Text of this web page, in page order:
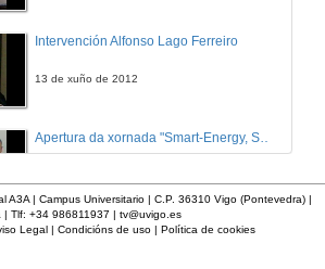
Intervención Alfonso Lago Ferreiro
13 de xuño de 2012
Apertura da xornada "Smart-Energy, Smart-City"
Presentación web HCTech
A3A | Campus Universitario | C.P. 36310 Vigo (Pontevedra) |
| Tlf: +34 986811937 | tv@uvigo.es
Legal| Condicións de uso| Política de cookies